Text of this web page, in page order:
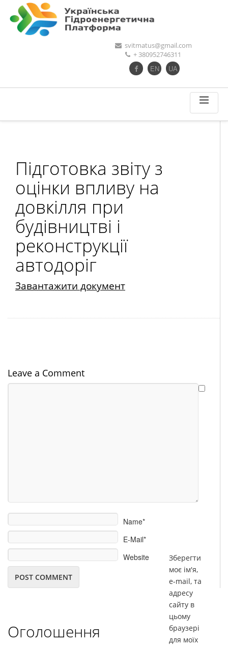
svitmatus@gmail.com
+ 380952746311
EN UA
Підготовка звіту з
оцінки впливу на
довкілля при
будівництві і
реконструкції
автодоріг
Завантажити документ
Leave a Comment
Name*
E-Mail*
Website
Зберегти
моє ім'я,
e-mail, та
адресу
сайту в
цьому
браузері
для моїх
Оголошення